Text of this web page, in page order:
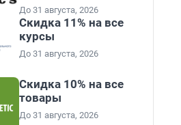
До 31 августа, 2026
Скидка 11% на все
курсы
До 31 августа, 2026
Скидка 10% на все
товары
До 31 августа, 2026